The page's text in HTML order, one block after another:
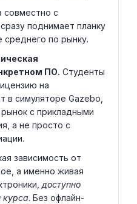
совместно с
поднимает планку
среднего по рынку.
ПО. Студенты
на
в симуляторе Gazebo,
с прикладными
а не просто с
зависимость от
а именно живая
доступно
курса. Без офлайн-